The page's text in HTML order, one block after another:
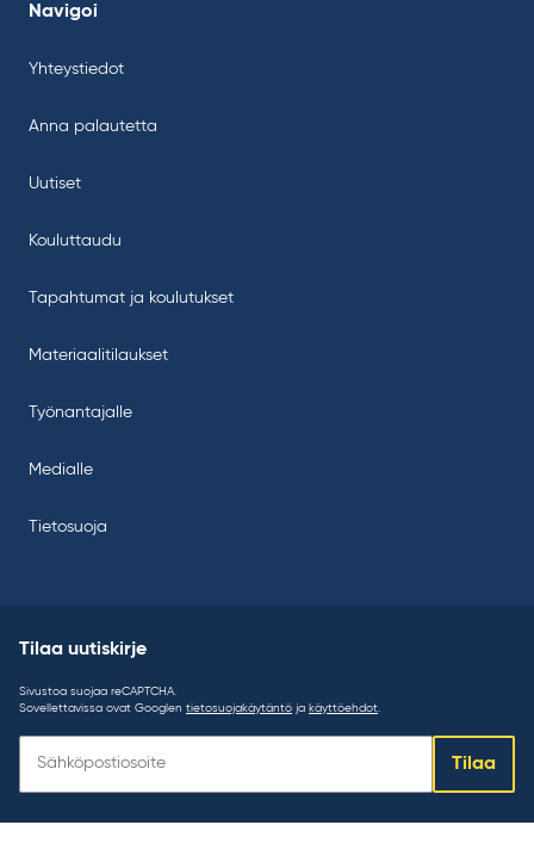
Navigoi
Yhteystiedot
Anna palautetta
Uutiset
Kouluttaudu
Tapahtumat ja koulutukset
Materiaalitilaukset
Työnantajalle
Medialle
Tietosuoja
Tilaa uutiskirje
Sivustoa suojaa reCAPTCHA.
Sovellettavissa ovat Googlen tietosuojakäytäntö ja käyttöehdot
uutiskirje:
Tilaa